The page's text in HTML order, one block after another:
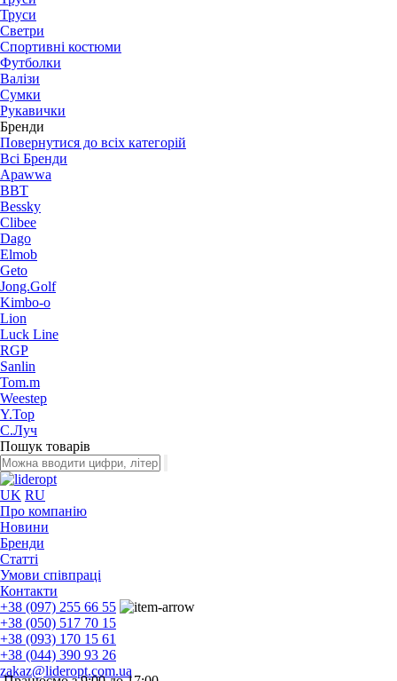
Труси
Светри
Спортивні костюми
Футболки
Валізи
Сумки
Рукавички
Бренди
Повернутися до всіх категорій
Всі Бренди
Apawwa
BBT
Bessky
Clibee
Dago
Elmob
Geto
Jong.Golf
Kimbo-o
Lion
Luck Line
RGP
Sanlin
Tom.m
Weestep
Y.Top
С.Луч
Пошук товарів
UK RU
Про компанію
Новини
Бренди
Статті
Умови співпраці
Контакти
+38 (097) 255 66 55
+38 (050) 517 70 15
+38 (093) 170 15 61
+38 (044) 390 93 26
zakaz@lideropt.com.ua